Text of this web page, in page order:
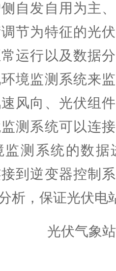
自发自用为主
节为特征的光
运行以及数据
境监测系统来
风向、光伏组
测系统可以连
监测系统的数据
到逆变器控制
析，保证光伏电